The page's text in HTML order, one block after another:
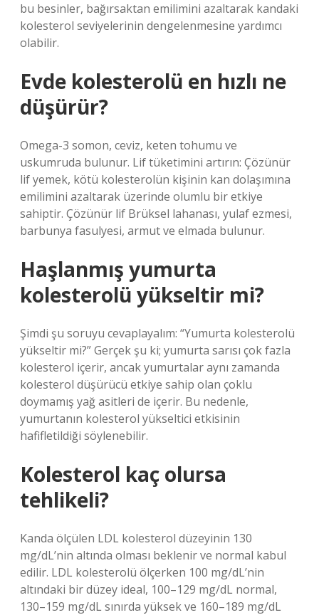
bu besinler, bağırsaktan emilimini azaltarak kandaki
kolesterol seviyelerinin dengelenmesine yardımcı
olabilir.
Evde kolesterolü en hızlı ne
düşürür?
Omega-3 somon, ceviz, keten tohumu ve
uskumruda bulunur. Lif tüketimini artırın: Çözünür
lif yemek, kötü kolesterolün kişinin kan dolaşımına
emilimini azaltarak üzerinde olumlu bir etkiye
sahiptir. Çözünür lif Brüksel lahanası, yulaf ezmesi,
barbunya fasulyesi, armut ve elmada bulunur.
Haşlanmış yumurta
kolesterolü yükseltir mi?
Şimdi şu soruyu cevaplayalım: “Yumurta kolesterolü
yükseltir mi?” Gerçek şu ki; yumurta sarısı çok fazla
kolesterol içerir, ancak yumurtalar aynı zamanda
kolesterol düşürücü etkiye sahip olan çoklu
doymamış yağ asitleri de içerir. Bu nedenle,
yumurtanın kolesterol yükseltici etkisinin
hafifletildiği söylenebilir.
Kolesterol kaç olursa
tehlikeli?
Kanda ölçülen LDL kolesterol düzeyinin 130
mg/dL’nin altında olması beklenir ve normal kabul
edilir. LDL kolesterolü ölçerken 100 mg/dL’nin
altındaki bir düzey ideal, 100–129 mg/dL normal,
130–159 mg/dL sınırda yüksek ve 160–189 mg/dL